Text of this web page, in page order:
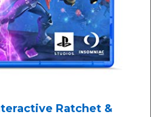
Ratchet &